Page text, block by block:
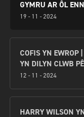
GYMRU AR ÔL
19 - 11 - 2024
COFIS YN EWROP
YN DILYN CLWB
12 - 11 - 2024
HARRY WILSON